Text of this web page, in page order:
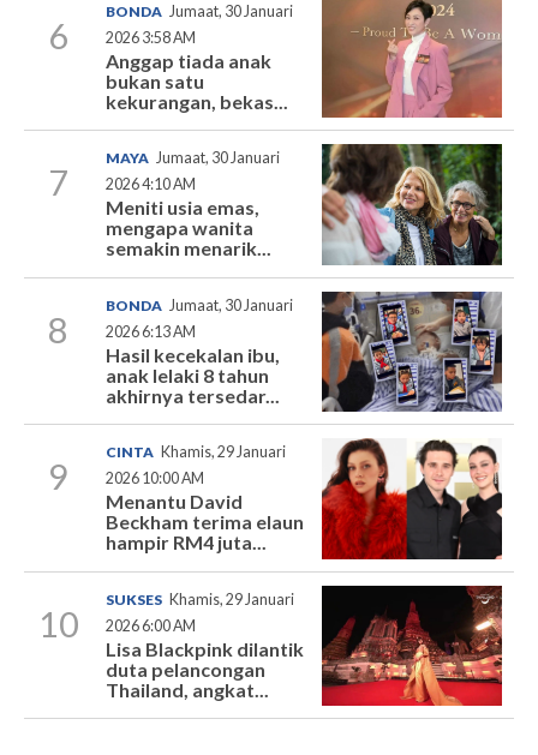
6
BONDA Jumaat, 30 Januari
2026 3:58 AM
Anggap tiada anak
bukan satu
kekurangan, bekas...
7
MAYA Jumaat, 30 Januari
2026 4:10 AM
Meniti usia emas,
mengapa wanita
semakin menarik...
8
BONDA Jumaat, 30 Januari
2026 6:13 AM
Hasil kecekalan ibu,
anak lelaki 8 tahun
akhirnya tersedar...
9
CINTA Khamis, 29 Januari
2026 10:00 AM
Menantu David
Beckham terima elaun
hampir RM4 juta...
10
SUKSES Khamis, 29 Januari
2026 6:00 AM
Lisa Blackpink dilantik
duta pelancongan
Thailand, angkat...